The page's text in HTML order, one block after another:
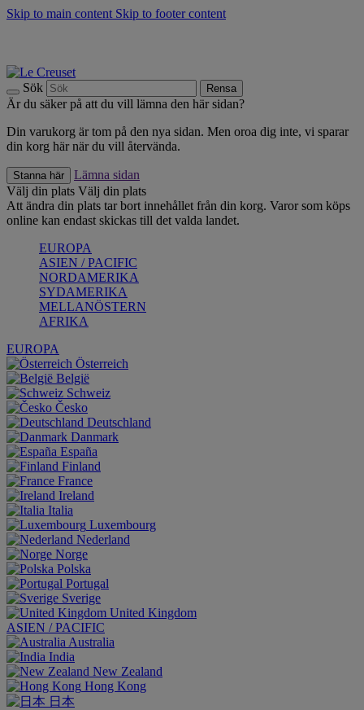
Skip to main content Skip to footer content
Sök Rensa
Är du säker på att du vill lämna den här sidan?
Din varukorg är tom på den nya sidan. Men oroa dig inte, vi sparar
din korg här när du vill återvända.
Stanna här
Lämna sidan
Välj din plats Välj din plats
Att ändra din plats tar bort innehållet från din korg. Varor som köps
online kan endast skickas till det valda landet.
EUROPA
ASIEN / PACIFIC
NORDAMERIKA
SYDAMERIKA
MELLANÖSTERN
AFRIKA
EUROPA
Österreich
België
Schweiz
Česko
Deutschland
Danmark
España
Finland
France
Ireland
Italia
Luxembourg
Nederland
Norge
Polska
Portugal
Sverige
United Kingdom
ASIEN / PACIFIC
Australia
India
New Zealand
Hong Kong
日本